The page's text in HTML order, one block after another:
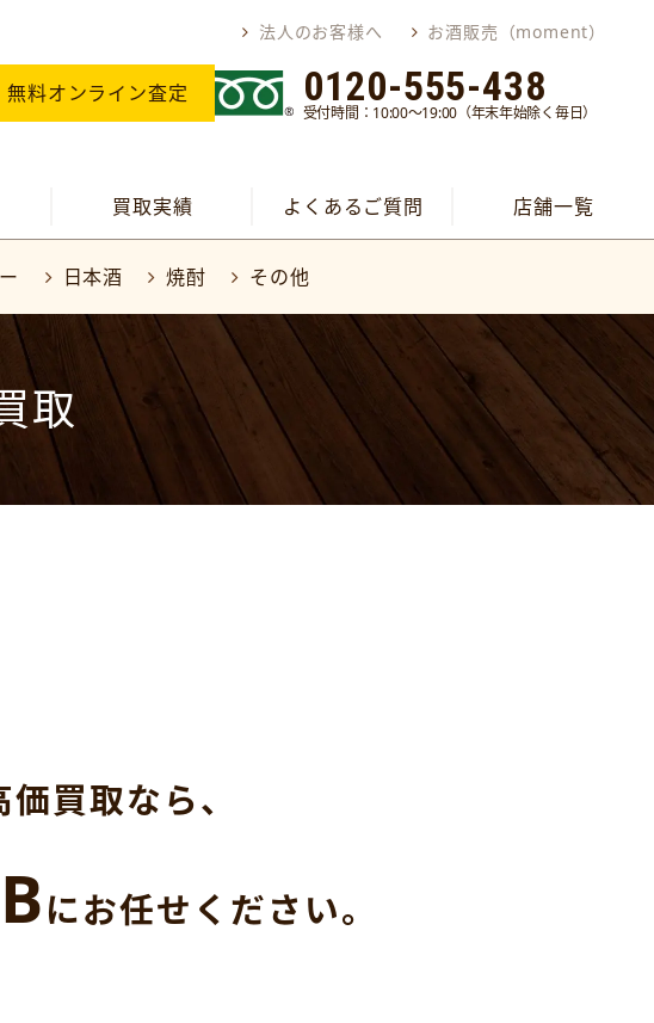
法人のお客様へ お酒販売（moment）
無料オンライン査定 0120-555-438
受付時間：10:00～19:00（年末年始除く毎日）
買取実績 よくあるご質問 店舗一覧
日本酒 焼酎 その他
取
買取なら、
にお任せください。